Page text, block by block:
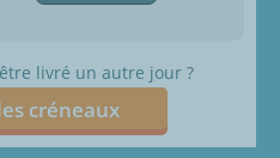
livré un autre jour ?
créneaux